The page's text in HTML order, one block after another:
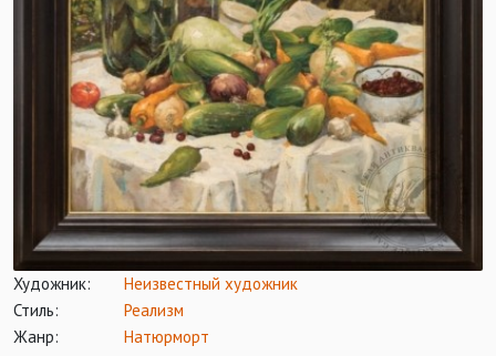
Художник:
Неизвестный художник
Стиль:
Реализм
Жанр:
Натюрморт